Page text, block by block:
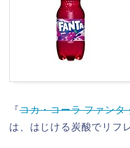
『コカ・コーラ ファン
は、はじける炭酸でリフ